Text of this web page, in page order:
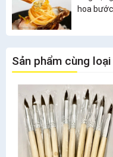
hoa
Sản phẩm cùng loại